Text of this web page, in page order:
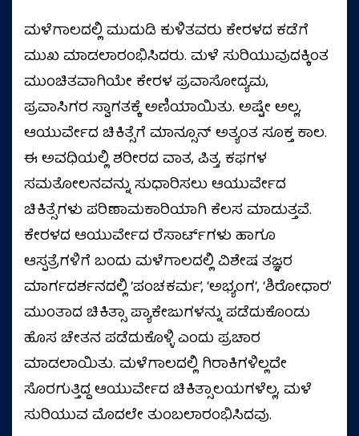
ಮಳೆಗಾಲದಲ್ಲಿ ಮುದುಡಿ ಕುಳಿತವರು ಕೇರಳದ ಕಡೆಗೆ
ಮುಖ ಮಾಡಲಾರಂಭಿಸಿದರು. ಮಳೆ ಸುರಿಯುವುದಕ್ಕಿಂತ
ಮುಂಚಿತವಾಗಿಯೇ ಕೇರಳ ಪ್ರವಾಸೋದ್ಯಮ,
ಪ್ರವಾಸಿಗರ ಸ್ವಾಗತಕ್ಕೆ ಅಣಿಯಾಯಿತು. ಅಷ್ಟೇ ಅಲ್ಲ,
ಆಯುರ್ವೇದ ಚಿಕಿತ್ಸೆಗೆ ಮಾನ್ಸೂನ್ ಅತ್ಯಂತ ಸೂಕ್ತ ಕಾಲ.
ಈ ಅವಧಿಯಲ್ಲಿ ಶರೀರದ ವಾತ, ಪಿತ್ತ, ಕಫಗಳ
ಸಮತೋಲನವನ್ನು ಸುಧಾರಿಸಲು ಆಯುರ್ವೇದ
ಚಿಕಿತ್ಸೆಗಳು ಪರಿಣಾಮಕಾರಿಯಾಗಿ ಕೆಲಸ ಮಾಡುತ್ತವೆ.
ಕೇರಳದ ಆಯುರ್ವೇದ ರೆಸಾರ್ಟ್‌ಗಳು ಹಾಗೂ
ಆಸ್ಪತ್ರೆಗಳಿಗೆ ಬಂದು ಮಳೆಗಾಲದಲ್ಲಿ ವಿಶೇಷ ತಜ್ಞರ
ಮಾರ್ಗದರ್ಶನದಲ್ಲಿ ‘ಪಂಚಕರ್ಮ’, ‘ಅಭ್ಯಂಗ‘, ‘ಶಿರೋಧಾರ’
ಮುಂತಾದ ಚಿಕಿತ್ಸಾ ಪ್ಯಾಕೇಜುಗಳನ್ನು ಪಡೆದುಕೊಂಡು
ಹೊಸ ಚೇತನ ಪಡೆದುಕೊಳ್ಳಿ ಎಂದು ಪ್ರಚಾರ
ಮಾಡಲಾಯಿತು. ಮಳೆಗಾಲದಲ್ಲಿ ಗಿರಾಕಿಗಳಿಲ್ಲದೇ
ಸೊರಗುತ್ತಿದ್ದ ಆಯುರ್ವೇದ ಚಿಕಿತ್ಸಾಲಯಗಳೆಲ್ಲ, ಮಳೆ
ಸುರಿಯುವ ಮೊದಲೇ ತುಂಬಲಾರಂಭಿಸಿದವು.